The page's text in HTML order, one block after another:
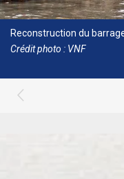
Reconstruction du
Crédit photo : VNF